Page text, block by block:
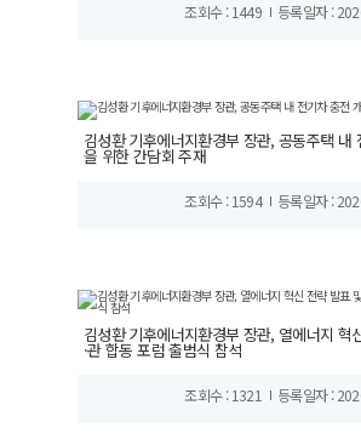
조회수 : 1449 등록일자 :
김성환 기후에너지환경부 장관, 공동주택 내
을 위한 간담회 주재
조회수 : 1594 등록일자 :
김성환 기후에너지환경부 장관, 열에너지 혁
·관 합동 포럼 출범식 참석
조회수 : 1321 등록일자 :